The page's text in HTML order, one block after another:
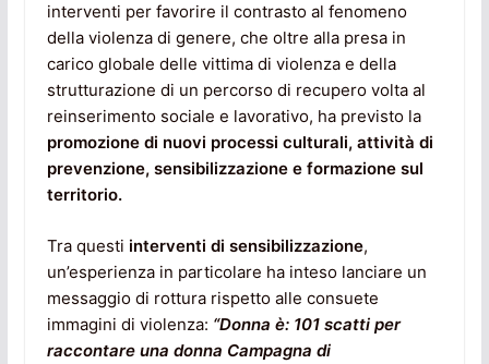
interventi per favorire il contrasto al fenomeno
della violenza di genere, che oltre alla presa in
carico globale delle vittima di violenza e della
strutturazione di un percorso di recupero volta al
reinserimento sociale e lavorativo, ha previsto la
promozione di nuovi processi culturali, attività di
prevenzione, sensibilizzazione e formazione sul
territorio.
Tra questi interventi di sensibilizzazione,
un’esperienza in particolare ha inteso lanciare un
messaggio di rottura rispetto alle consuete
immagini di violenza: “Donna è: 101 scatti per
raccontare una donna Campagna di